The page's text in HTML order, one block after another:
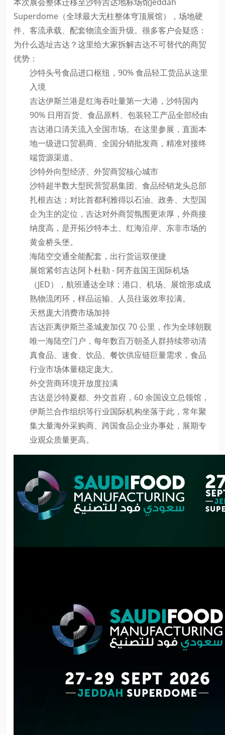
Superdome（全球最大无柱整体穹顶展馆），场地硬
件、客流承载、配套物流全面升级。很多客户会疑惑：
为什么选址吉达？这里给大家拆解吉达不可替代的商贸
优势：
沙特头号食品进口枢纽，90% 食品轻工货品从这里
入境
吉达伊斯兰港是红海吞吐量第一大港，沙特国内
90% 日用百货、食品原料、包装轻工产品全部经由
吉达港口清关流入全国市场。在这里参展，直面本
地一级进口贸易商、全国分销批发商，精准对接终
端货源渠道。
沙特外向型经济、外贸商贸核心城市
沙特超半数大型民营贸易集团、食品经销龙头总部
扎根吉达；对比首都利雅得以石油、政务、大型国
企为主的定位，吉达对外商贸氛围更浓厚，外商接
纳度高，是开拓沙特本土、红海沿岸、东非市场的
黄金桥头堡。
海陆空交通全能配套，出行货运双便捷
展馆紧邻吉达阿卜杜勒 - 阿齐兹国王国际机场
（JED），航班通达全球；港口、机场、展馆形成成
熟物流闭环，样品运输、人员往返效率拉满。
天然庞大消费市场加持
吉达距离伊斯兰圣城麦加仅 70 公里，作为全球朝觐
唯一海陆空门户，每年数百万朝圣人群持续带动清
真食品、速食、饮品、餐饮供应链巨量需求，食品
行业市场体量稳定庞大。
外交营商环境开放度拉满
吉达是沙特夏都、外交首府，60 余国设立总领馆，
伊斯兰合作组织等行业国际机构坐落于此，常年聚
集大量海外采购商、跨国食品企业办事处，展期专
业观众质量更高。